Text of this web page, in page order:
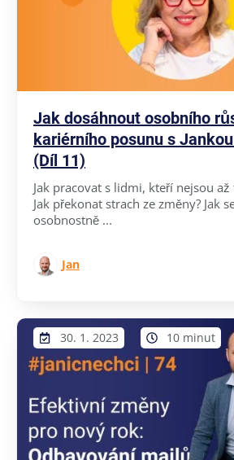
Jak dosáhnout osobního
kariérního posunu s
(Díl 11)
Jak pracovat s lidmi, kteří nejsou
Jak překonat strach ze změny? Jak
osobnostně ...
Jan
30. 1. 2023 10 minut